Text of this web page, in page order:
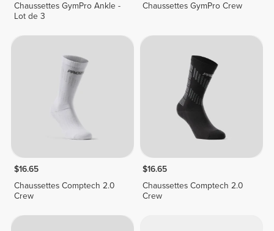
Chaussettes GymPro Ankle -
Lot de 3
Chaussettes GymPro Crew
$16.65
Chaussettes Comptech 2.0
Crew
$16.65
Chaussettes Comptech 2.0
Crew